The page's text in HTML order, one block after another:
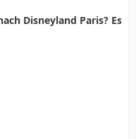
Disneyland Paris? Es